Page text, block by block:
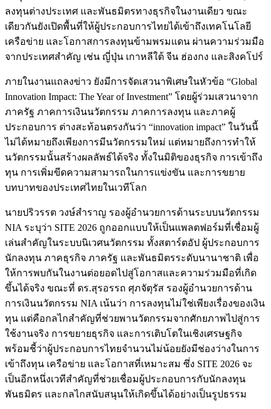
ลงทุนต่างประเทศ และพันธมิตรทางธุรกิจในงานเดียว ขณะ
เดียวกันยังเปิดพื้นที่ให้ผู้ประกอบการไทยได้เข้าถึงเทคโนโลยี
เครือข่าย และโอกาสการลงทุนข้ามพรมแดน ผ่านความร่วมมือ
จากประเทศสำคัญ เช่น ญี่ปุ่น เกาหลีใต้ จีน ฮ่องกง และสิงคโปร์
ภายในงานแถลงข่าว ยังมีการจัดเสวนาพิเศษในหัวข้อ “Global
Innovation Impact: The Year of Investment” โดยผู้ร่วมเสวนาจาก
ภาครัฐ ภาคการเงินนวัตกรรม ภาคการลงทุน และภาคผู้
ประกอบการ ต่างสะท้อนตรงกันว่า “innovation impact” ในวันนี้
ไม่ได้หมายถึงเพียงการมีนวัตกรรมใหม่ แต่หมายถึงการทำให้
นวัตกรรมนั้นสร้างผลลัพธ์ได้จริง ทั้งในมิติของธุรกิจ การเข้าถึง
ทุน การเพิ่มขีดความสามารถในการแข่งขัน และการขยาย
บทบาทของประเทศไทยในเวทีโลก
นายปริวรรต วงษ์สำราญ รองผู้อำนวยการด้านระบบนวัตกรรม
NIA ระบุว่า SITE 2026 ถูกออกแบบให้เป็นแพลตฟอร์มที่เชื่อมผู้
เล่นสำคัญในระบบนิเวศนวัตกรรม ทั้งสตาร์ตอัป ผู้ประกอบการ
นักลงทุน ภาคธุรกิจ ภาครัฐ และพันธมิตรระดับนานาชาติ เพื่อ
ให้การพบกันในงานต่อยอดไปสู่โอกาสและความร่วมมือที่เกิด
ขึ้นได้จริง ขณะที่ ดร.สุรอรรถ ศุภจัตุรัส รองผู้อำนวยการด้าน
การเงินนวัตกรรม NIA เน้นว่า การลงทุนไม่ใช่เพียงเรื่องของเงิน
ทุน แต่คือกลไกสำคัญที่ช่วยพานวัตกรรมจากศักยภาพไปสู่การ
ใช้งานจริง การขยายธุรกิจ และการเติบโตในเชิงเศรษฐกิจ
พร้อมชี้ว่าผู้ประกอบการไทยจำนวนไม่น้อยยังมีช่องว่างในการ
เข้าถึงทุน เครือข่าย และโอกาสที่เหมาะสม ซึ่ง SITE 2026 จะ
เป็นอีกหนึ่งเวทีสำคัญที่ช่วยเชื่อมผู้ประกอบการกับนักลงทุน
พันธมิตร และกลไกสนับสนุนให้เกิดขึ้นได้อย่างเป็นรูปธรรม